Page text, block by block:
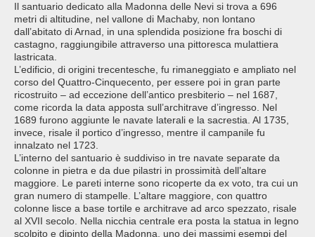
Il santuario dedicato alla Madonna delle Nevi si trova a 696
metri di altitudine, nel vallone di Machaby, non lontano
dall’abitato di Arnad, in una splendida posizione fra boschi di
castagno, raggiungibile attraverso una pittoresca mulattiera
lastricata.
L’edificio, di origini trecentesche, fu rimaneggiato e ampliato nel
corso del Quattro-Cinquecento, per essere poi in gran parte
ricostruito – ad eccezione dell’antico presbiterio – nel 1687,
come ricorda la data apposta sull’architrave d’ingresso. Nel
1689 furono aggiunte le navate laterali e la sacrestia. Al 1735,
invece, risale il portico d’ingresso, mentre il campanile fu
innalzato nel 1723.
L’interno del santuario è suddiviso in tre navate separate da
colonne in pietra e da due pilastri in prossimità dell’altare
maggiore. Le pareti interne sono ricoperte da ex voto, tra cui un
gran numero di stampelle. L’altare maggiore, con quattro
colonne lisce a base tortile e architrave ad arco spezzato, risale
al XVII secolo. Nella nicchia centrale era posta la statua in legno
scolpito e dipinto della Madonna, uno dei massimi esempi del